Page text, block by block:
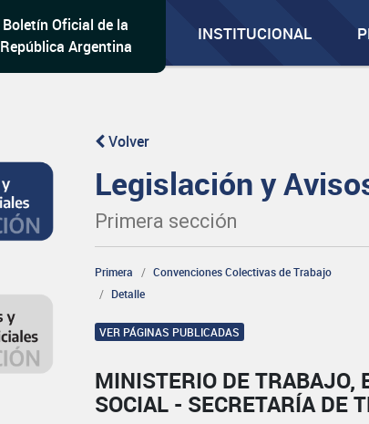
Boletín Oficial de la
República Argentina
INSTITUCIONAL
Volver
Legislación y
Primera sección
Primera
Convenciones Colectivas de Trabajo
Detalle
VER PÁGINAS PUBLICADAS
MINISTERIO DE TRABAJO,
SOCIAL - SECRETARÍA DE